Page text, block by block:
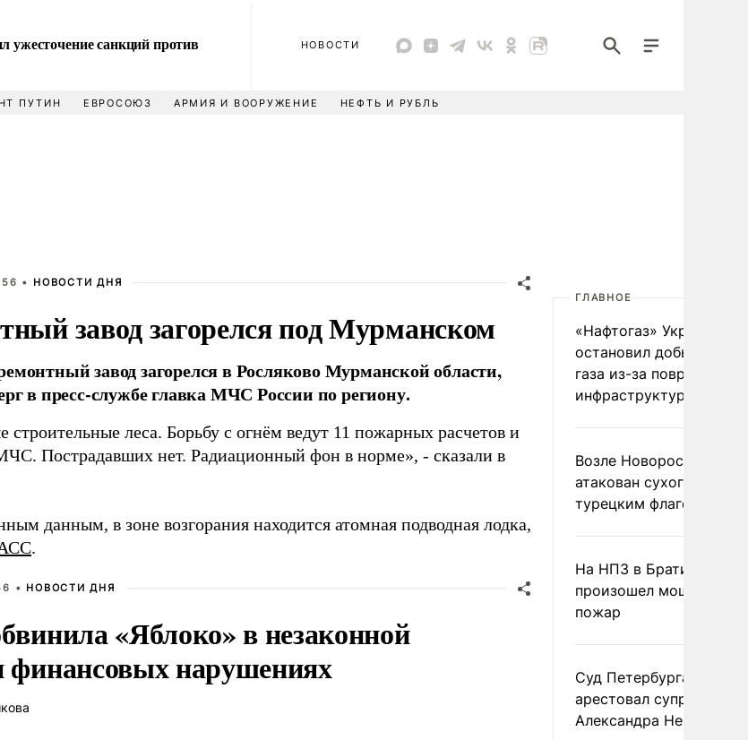
санкций против
НОВОСТИ
ПУТИН ЕВРОСОЮЗ АРМИЯ И ВООРУЖЕНИЕ НЕФТЬ И РУБЛЬ
• НОВОСТИ ДНЯ
завод загорелся под Мурманском
завод загорелся в Росляково Мурманской области,
в пресс-службе главка МЧС России по региону.
строительные леса. Борьбу с огнём ведут 11 пожарных расчетов и
Пострадавших нет. Радиационный фон в норме», - сказали в
данным, в зоне возгорания находится атомная подводная лодка,
.
• НОВОСТИ ДНЯ
«Яблоко» в незаконной
финансовых нарушениях
ГЛАВНОЕ
«Нафтогаз» Украины
остановил добычу
газа из-за повреждения
инфраструктуры
Возле Новороссийска
атакован сухогруз под
турецким флагом
На НПЗ в Братиславе
произошел мощный
пожар
Суд Петербурга заочно
арестовал супругу
Александра Невзорова